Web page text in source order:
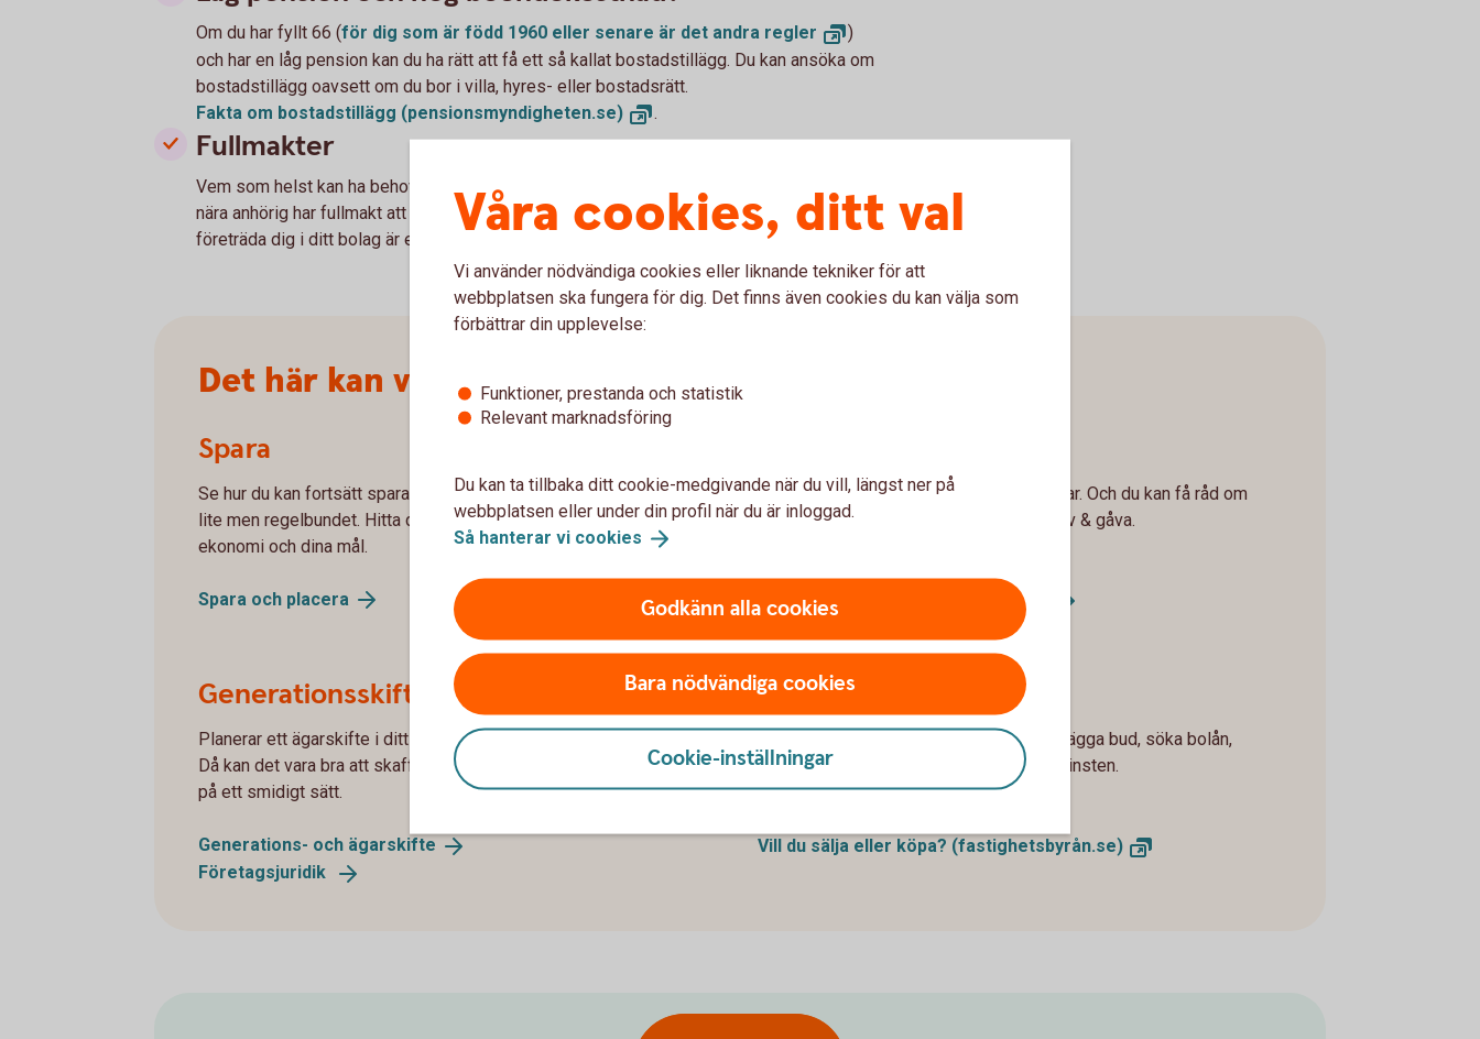
Om du har fyllt 66 (för dig som är född 1960 eller senare är det andra regler
)
och har en låg pension kan du ha rätt att få ett så kallat bostadstillägg. Du kan ansöka om
bostadstillägg oavsett om du bor i villa, hyres- eller bostadsrätt.
Fakta om bostadstillägg (pensionsmyndigheten.se) .
Fullmakter
Vem som helst kan ha behov av hjälp ibland. Att i förväg ha ordnat så att en god vän eller
nära anhörig har fullmakt att till exempel hämta mediciner, betala dina räkningar eller
företräda dig i ditt bolag är en trygghet när något händer.
Det här kan vi hjälpa till med
Spara
Se hur du kan fortsätt spara trots att dina inkomster blir lägre. Hellre
lite men regelbundet. Hitta det sätt att spara på som passar dig, din
ekonomi och dina mål.
Spara och placera
Vi hjälper dig med liv- och sakförsäkringar. Och du kan få råd om
familjejuridik, till exempel testamente, arv & gåva.
Familjejuridik och juridiska
tjänster
Generationsskifte
Planerar ett ägarskifte i ditt företag eller har andra stora tillgångar?
Då kan det vara bra att skaffa sig en överblick på hur det går att göra
på ett smidigt sätt.
Generations- och ägarskifte
Företagsjuridik
Annat boende
Vi reder ut hur det funkar att köpa/sälja, lägga bud, söka bolån,
kontantinsats, amortera & skatta för reavinsten.
Vill du sälja eller köpa? (fastighetsbyrån.se)
Våra cookies, ditt val
Vi använder nödvändiga cookies eller liknande tekniker för att
webbplatsen ska fungera för dig. Det finns även cookies du kan välja som
förbättrar din upplevelse:
Funktioner, prestanda och statistik
Relevant marknadsföring
Du kan ta tillbaka ditt cookie-medgivande när du vill, längst ner på
webbplatsen eller under din profil när du är inloggad.
Så hanterar vi cookies
Godkänn alla cookies
Bara nödvändiga cookies
Cookie-inställningar